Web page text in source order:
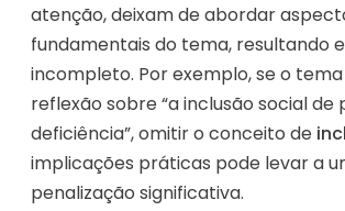
atenção, deixam de abordar
fundamentais do tema, resultando
incompleto. Por exemplo, se o
reflexão sobre “a inclusão social de
deficiência”, omitir o conceito de
implicações práticas pode levar a
penalização significativa.